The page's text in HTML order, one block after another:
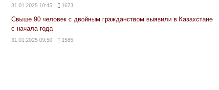
31.01.2025 10:45 1673
Свыше 90 человек с двойным гражданством выявили в Казахстане
с начала года
31.01.2025 09:50 1585